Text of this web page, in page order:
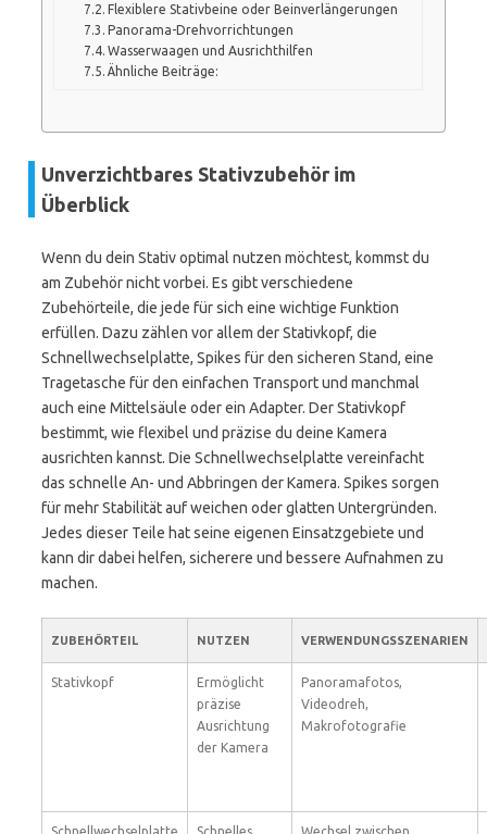
Flexiblere Stativbeine oder Beinverlängerungen
Panorama-Drehvorrichtungen
Wasserwaagen und Ausrichthilfen
Ähnliche Beiträge:
Unverzichtbares Stativzubehör im
Überblick
Wenn du dein Stativ optimal nutzen möchtest, kommst du
am Zubehör nicht vorbei. Es gibt verschiedene
Zubehörteile, die jede für sich eine wichtige Funktion
erfüllen. Dazu zählen vor allem der Stativkopf, die
Schnellwechselplatte, Spikes für den sicheren Stand, eine
Tragetasche für den einfachen Transport und manchmal
auch eine Mittelsäule oder ein Adapter. Der Stativkopf
bestimmt, wie flexibel und präzise du deine Kamera
ausrichten kannst. Die Schnellwechselplatte vereinfacht
das schnelle An- und Abbringen der Kamera. Spikes sorgen
für mehr Stabilität auf weichen oder glatten Untergründen.
Jedes dieser Teile hat seine eigenen Einsatzgebiete und
kann dir dabei helfen, sicherere und bessere Aufnahmen zu
machen.
ZUBEHÖRTEIL NUTZEN VERWENDUNGSSZENARIEN
Stativkopf
Ermöglicht
präzise
Ausrichtung
der Kamera
Panoramafotos,
Videodreh,
Makrofotografie